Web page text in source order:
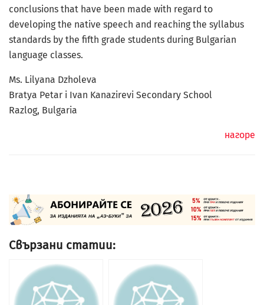
conclusions that have been made with regard to
developing the native speech and reaching the syllabus
standards by the ﬁfth grade students during Bulgarian
language classes.
Ms. Lilyana Dzholeva
Bratya Petar i Ivan Kanazirevi Secondary School
Razlog, Bulgaria
нагоре
Свързани статии: